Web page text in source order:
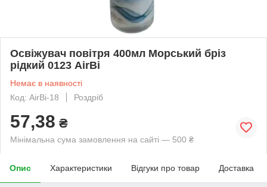
Освіжувач повітря 400мл Морський бріз
рідкий 0123 AirBi
Немає в наявності
Код: AirBi-18
Роздріб
57,38 ₴
Мінімальна сума замовлення на сайті — 500 ₴
Опис Характеристики Відгуки про товар Доставка